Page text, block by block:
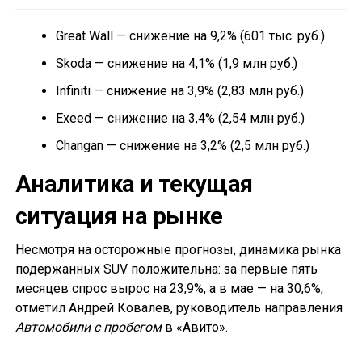
Great Wall — снижение на 9,2% (601 тыс. руб.)
Skoda — снижение на 4,1% (1,9 млн руб.)
Infiniti — снижение на 3,9% (2,83 млн руб.)
Exeed — снижение на 3,4% (2,54 млн руб.)
Changan — снижение на 3,2% (2,5 млн руб.)
Аналитика и текущая
ситуация на рынке
Несмотря на осторожные прогнозы, динамика рынка
подержанных SUV положительна: за первые пять
месяцев спрос вырос на 23,9%, а в мае — на 30,6%,
отметил Андрей Ковалев, руководитель направления
Автомобили с пробегомв «Авито».